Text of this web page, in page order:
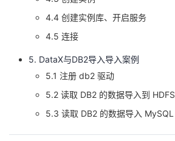
4.4 创建实例库、开启服务
4.5 连接
5. DataX与DB2导入导入案例
5.1 注册 db2 驱动
5.2 读取 DB2 的数据导入到 HDFS
5.3 读取 DB2 的数据导入 MySQL